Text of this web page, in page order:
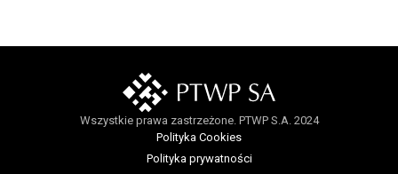
Wszystkie prawa zastrzeżone. PTWP S.A. 2024
Polityka Cookies
Polityka prywatności